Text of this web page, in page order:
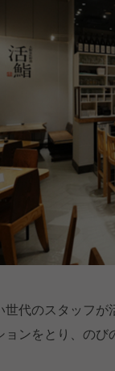
世代のスタッフ
ョンをとり、の